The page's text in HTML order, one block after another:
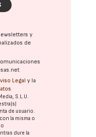
y
de
Legal y la
S.L.U.
de usuario.
la misma o
dure la